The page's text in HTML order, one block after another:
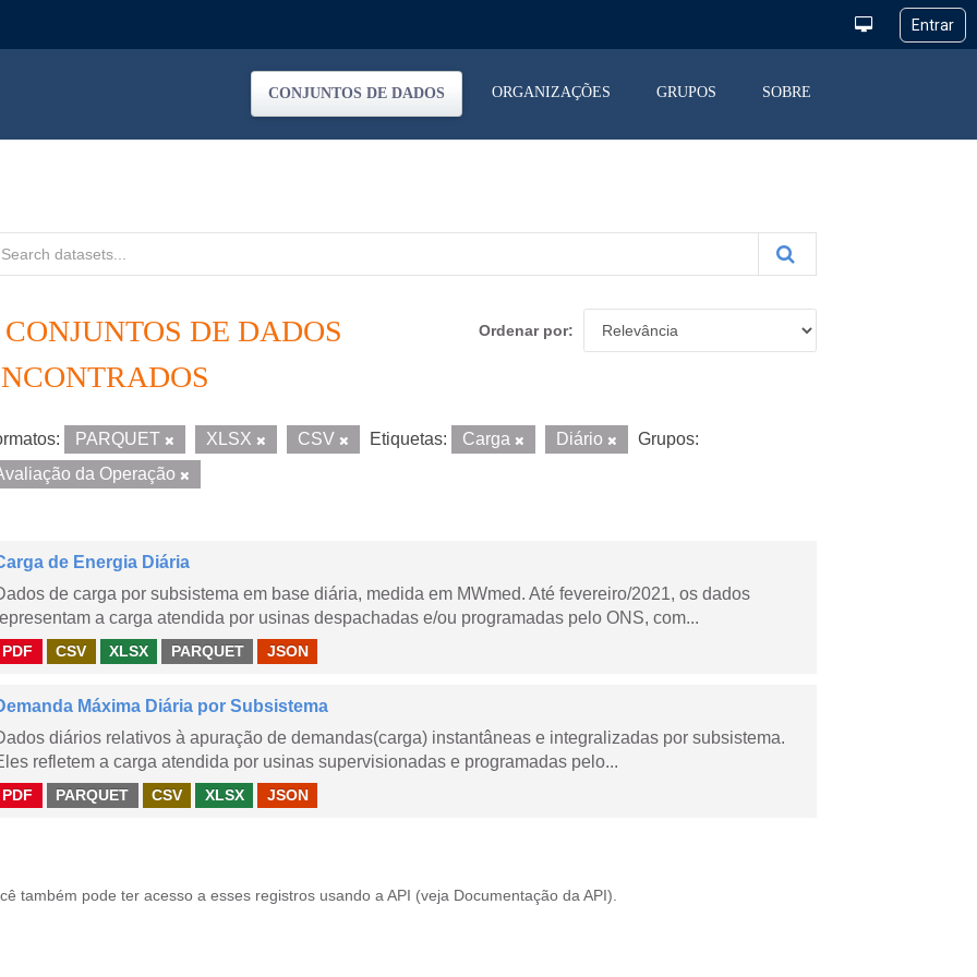
CONJUNTOS DE DADOS ORGANIZAÇÕES GRUPOS SOBRE
Ordenar por
CONJUNTOS DE DADOS
PARQUET XLSX CSV Etiquetas: Carga Diário
Grupos:
da Operação
de Energia Diária
de carga por subsistema em base diária, medida em MWmed. Até fevereiro/2021, os dados
a carga atendida por usinas despachadas e/ou programadas pelo ONS, com...
PDF CSV XLSX PARQUET JSON
Máxima Diária por Subsistema
diários relativos à apuração de demandas(carga) instantâneas e integralizadas por subsistema.
refletem a carga atendida por usinas supervisionadas e programadas pelo...
PDF PARQUET CSV XLSX JSON
também pode ter acesso a esses registros usando a API (veja Documentação da API ).